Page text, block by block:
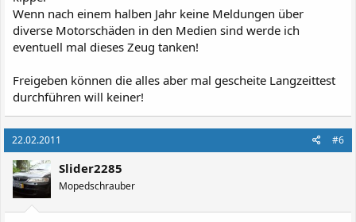
Wenn nach einem halben Jahr keine Meldungen über
diverse Motorschäden in den Medien sind werde ich
eventuell mal dieses Zeug tanken!
Freigeben können die alles aber mal gescheite Langzeittest
durchführen will keiner!
22.02.2011 #6
Slider2285
Mopedschrauber